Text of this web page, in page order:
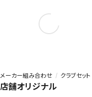
メーカー組み合わせ クラブセット
店舗オリジナル